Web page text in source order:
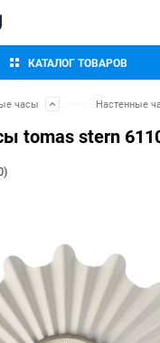
КАТАЛОГ ТОВАРОВ
часы Настенные
tomas stern